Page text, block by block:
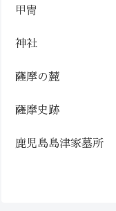
甲冑
神社
薩摩の麓
薩摩史跡
鹿児島島津家墓所